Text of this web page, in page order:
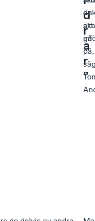
d
r
a
r
”
att
de
ska
gå
på,